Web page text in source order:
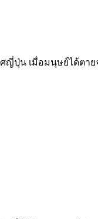
เมื่อมนุษย์ได้ตายจ